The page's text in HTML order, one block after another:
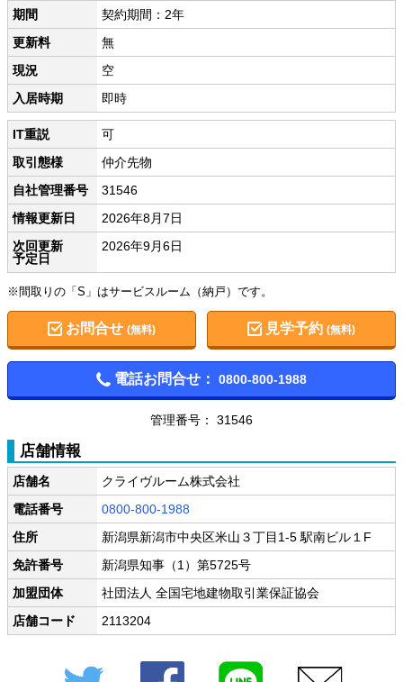
期間
契約期間：2年
更新料
無
現況
空
入居時期
即時
IT重説
可
取引態様
仲介先物
自社管理番号
31546
情報更新日
2026年8月7日
次回更新
予定日
2026年9月6日
※間取りの「S」はサービスルーム（納戸）です。
お問合せ (無料) 見学予約(無料)
電話お問合せ： 0800-800-1988
管理番号： 31546
店舗情報
店舗名
クライヴルーム株式会社
電話番号
0800-800-1988
住所
新潟県新潟市中央区米山３丁目1-5 駅南ビル１F
免許番号
新潟県知事（1）第5725号
加盟団体
社団法人 全国宅地建物取引業保証協会
店舗コード
2113204
Twitter Facebook